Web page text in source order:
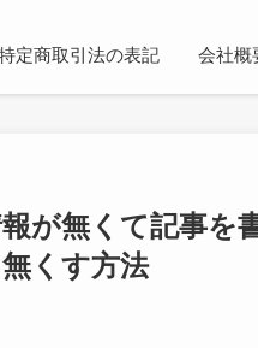
定商取引法の表記 会社概
が無くて記事を
くす方法